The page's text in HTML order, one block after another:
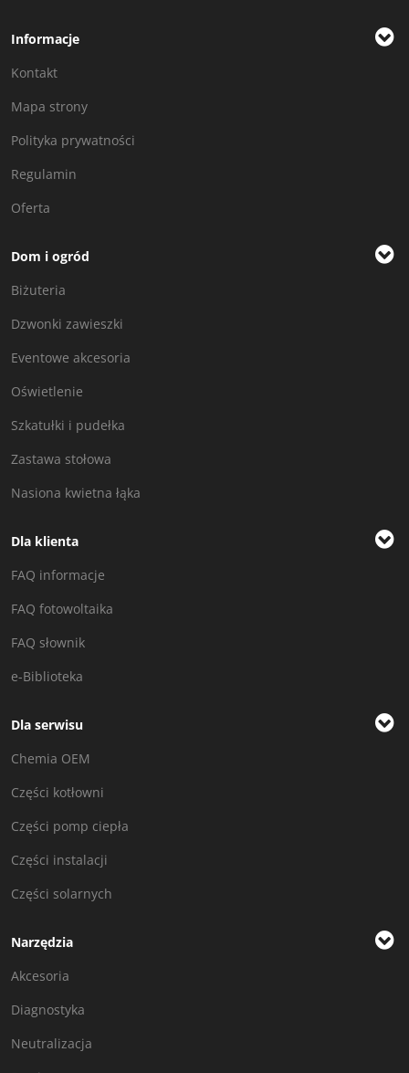
Informacje
Kontakt
Mapa strony
Polityka prywatności
Regulamin
Oferta
Dom i ogród
Biżuteria
Dzwonki zawieszki
Eventowe akcesoria
Oświetlenie
Szkatułki i pudełka
Zastawa stołowa
Nasiona kwietna łąka
Dla klienta
FAQ informacje
FAQ fotowoltaika
FAQ słownik
e-Biblioteka
Dla serwisu
Chemia OEM
Części kotłowni
Części pomp ciepła
Części instalacji
Części solarnych
Narzędzia
Akcesoria
Diagnostyka
Neutralizacja